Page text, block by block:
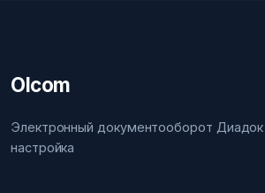
Olcom
Электронный документооборот
настройка